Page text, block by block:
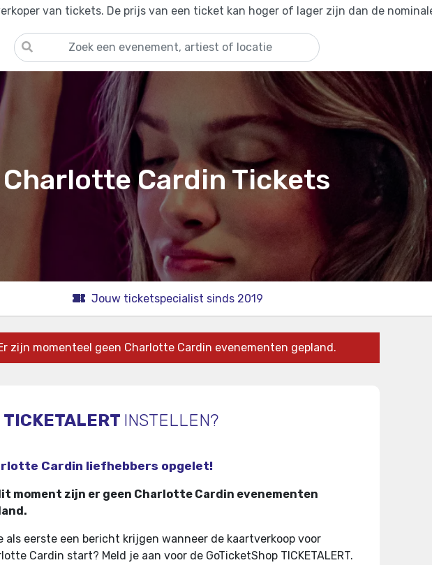
van tickets. De prijs van een ticket kan hoger of lager zijn dan de
Charlotte Cardin Tickets
Jouw ticketspecialist sinds 2019
zijn momenteel geen Charlotte Cardin evenementen gepland.
TICKETALERT INSTELLEN?
Cardin liefhebbers opgelet!
moment zijn er geen Charlotte Cardin evenementen
als eerste een bericht krijgen wanneer de kaartverkoop voor
Cardin start? Meld je aan voor de GoTicketShop TICKETALERT.